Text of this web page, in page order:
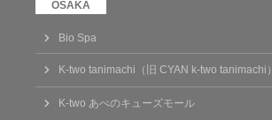
Bio Spa
K-two tanimachi（旧 CYAN k-two tanimachi）
K-two あべのキューズモール